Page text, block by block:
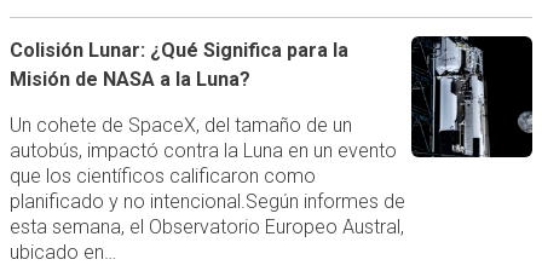
Colisión Lunar: ¿Qué Significa para la
Misión de NASA a la Luna?
Un cohete de SpaceX, del tamaño de un
autobús, impactó contra la Luna en un evento
que los científicos calificaron como
planificado y no intencional.Según informes de
esta semana, el Observatorio Europeo Austral,
ubicado en…